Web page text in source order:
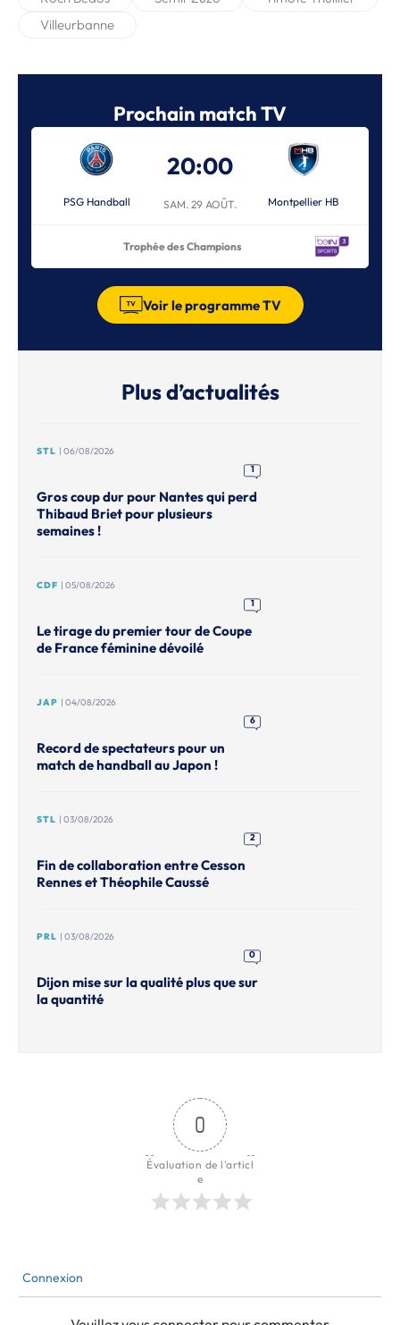
Villeurbanne
Prochain match TV
PSG Handball
20:00
SAM. 29 AOÛT. Montpellier HB
Trophée des Champions
Voir le programme TV
Plus d’actualités
STL | 06/08/2026
1
Gros coup dur pour Nantes qui perd
Thibaud Briet pour plusieurs
semaines !
CDF | 05/08/2026
1
Le tirage du premier tour de Coupe
de France féminine dévoilé
JAP | 04/08/2026
6
Record de spectateurs pour un
match de handball au Japon !
STL | 03/08/2026
2
Fin de collaboration entre Cesson
Rennes et Théophile Caussé
PRL | 03/08/2026
0
Dijon mise sur la qualité plus que sur
la quantité
0
Évaluation de l'articl
e
Connexion